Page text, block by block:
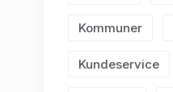
Kommuner
Kundeservice